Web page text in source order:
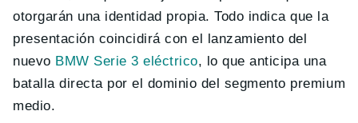
otorgarán una identidad propia. Todo indica que la
presentación coincidirá con el lanzamiento del
nuevo BMW Serie 3 eléctrico, lo que anticipa una
batalla directa por el dominio del segmento premium
medio.